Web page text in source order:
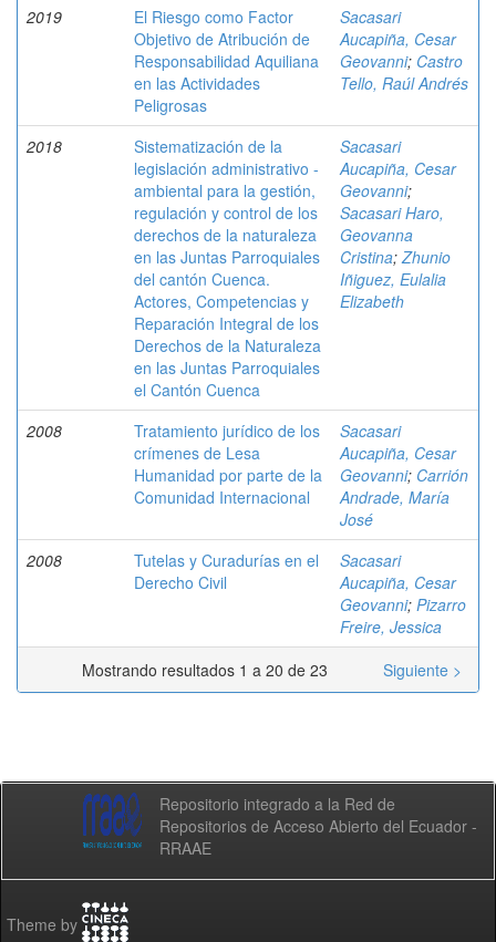
2019
El Riesgo como Factor
Objetivo de Atribución de
Responsabilidad Aquiliana
en las Actividades
Peligrosas
Sacasari
Aucapiña, Cesar
Geovanni; Castro
Tello, Raúl Andrés
2018
Sistematización de la
legislación administrativo -
ambiental para la gestión,
regulación y control de los
derechos de la naturaleza
en las Juntas Parroquiales
del cantón Cuenca.
Actores, Competencias y
Reparación Integral de los
Derechos de la Naturaleza
en las Juntas Parroquiales
el Cantón Cuenca
Sacasari
Aucapiña, Cesar
Geovanni;
Sacasari Haro,
Geovanna
Cristina;Zhunio
Iñiguez, Eulalia
Elizabeth
2008
Tratamiento jurídico de los
crímenes de Lesa
Humanidad por parte de la
Comunidad Internacional
Sacasari
Aucapiña, Cesar
Geovanni; Carrión
Andrade, María
José
2008
Tutelas y Curadurías en el
Derecho Civil
Sacasari
Aucapiña, Cesar
Geovanni; Pizarro
Freire, Jessica
Mostrando resultados 1 a 20 de 23
Siguiente >
Repositorio integrado a la Red de
Repositorios de Acceso Abierto del Ecuador -
RRAAE
Theme by